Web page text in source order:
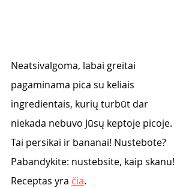
Neatsivalgoma, labai greitai
pagaminama pica su keliais
ingredientais, kurių turbūt dar
niekada nebuvo Jūsų keptoje picoje.
Tai persikai ir bananai! Nustebote?
Pabandykite: nustebsite, kaip skanu!
Receptas yra čia.